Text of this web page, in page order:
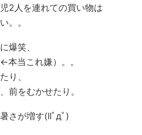
2人を連れての買い物は
。。
爆笑、
本当これ嫌）。。
り、
前をむかせたり。
さが増す(llﾟдﾟ)